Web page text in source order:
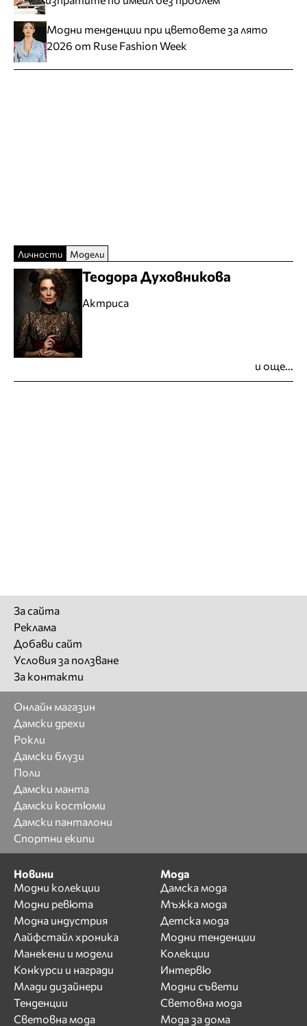
Модни тенденции при цветовете за лято
2026 от Ruse Fashion Week
Личности Модели
Теодора Духовникова
Актриса
и още...
За сайта
Реклама
Добави сайт
Условия за ползване
За контакти
Онлайн магазин
Дамски дрехи
Рокли
Дамски блузи
Поли
Дамски манта
Дамски костюми
Дамски панталони
Спортни екипи
Новини
Модни колекции
Модни ревюта
Модна индустрия
Лайфстайл хроника
Манекени и модели
Конкурси и награди
Млади дизайнери
Тенденции
Световна мода
Мода
Дамска мода
Мъжка мода
Детска мода
Модни тенденции
Колекции
Интервю
Модни съвети
Световна мода
Мода за дома